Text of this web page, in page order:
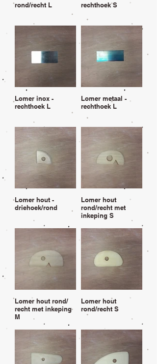
rond/recht L
rechthoek S
Lomer inox -
rechthoek L
Lomer metaal -
rechthoek L
Lomer hout -
driehoek/rond
Lomer hout
rond/recht met
inkeping S
Lomer hout rond/
recht met inkeping
M
Lomer hout
rond/recht S